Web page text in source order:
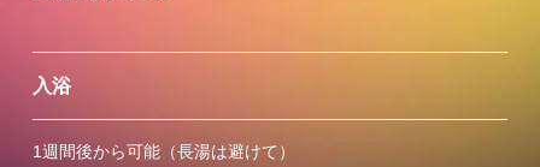
入浴
1週間後から可能（長湯は避けて）